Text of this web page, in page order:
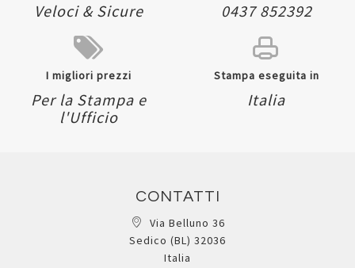
Veloci & Sicure 0437 852392
I migliori prezzi
Per la Stampa e
l'Ufficio
Stampa eseguita in
Italia
CONTATTI
Via Belluno 36
Sedico (BL) 32036
Italia